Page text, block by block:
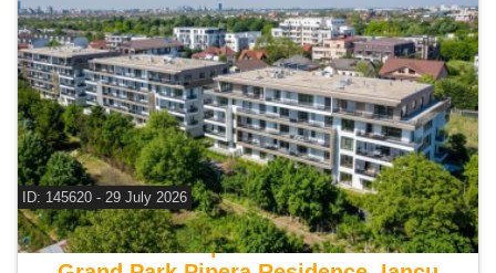
ID: 145620 - 29 July 2026
De vanzare apartament 2 camere